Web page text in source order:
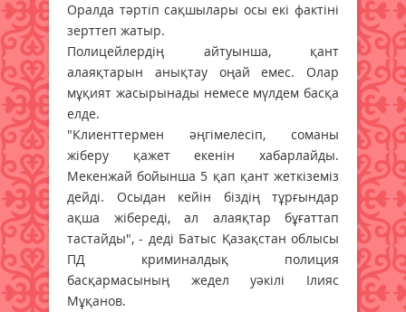
Оралда тәртіп сақшылары осы екі фактіні
зерттеп жатыр.
Полицейлердің айтуынша, қант
алаяқтарын анықтау оңай емес. Олар
мұқият жасырынады немесе мүлдем басқа
елде.
"Клиенттермен әңгімелесіп, соманы
жіберу қажет екенін хабарлайды.
Мекенжай бойынша 5 қап қант жеткіземіз
дейді. Осыдан кейін біздің тұрғындар
ақша жібереді, ал алаяқтар бұғаттап
тастайды", - деді Батыс Қазақстан облысы
ПД криминалдық полиция
басқармасының жедел уәкілі Ілияс
Мұқанов.